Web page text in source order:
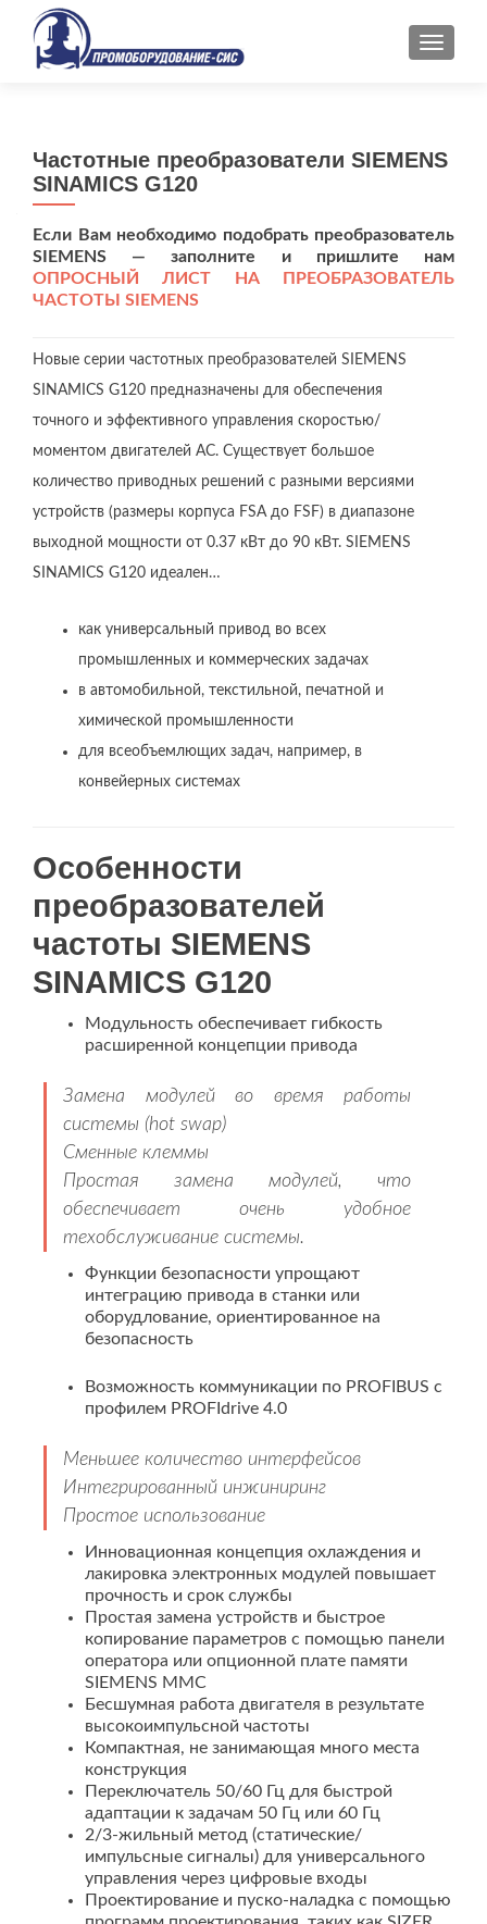
Частотные преобразователи SIEMENS
SINAMICS G120
Если Вам необходимо подобрать преобразователь
SIEMENS — заполните и пришлите нам
ОПРОСНЫЙ ЛИСТ НА ПРЕОБРАЗОВАТЕЛЬ
ЧАСТОТЫ SIEMENS
Новые серии частотных преобразователей SIEMENS
SINAMICS G120 предназначены для обеспечения
точного и эффективного управления скоростью/
моментом двигателей AC. Существует большое
количество приводных решений с разными версиями
устройств (размеры корпуса FSA до FSF) в диапазоне
выходной мощности от 0.37 кВт до 90 кВт. SIEMENS
SINAMICS G120 идеален…
как универсальный привод во всех
промышленных и коммерческих задачах
в автомобильной, текстильной, печатной и
химической промышленности
для всеобъемлющих задач, например, в
конвейерных системах
Особенности
преобразователей
частоты SIEMENS
SINAMICS G120
Модульность обеспечивает гибкость
расширенной концепции привода
Замена модулей во время работы
системы (hot swap)
Сменные клеммы
Простая замена модулей, что
обеспечивает очень удобное
техобслуживание системы.
Функции безопасности упрощают
интеграцию привода в станки или
оборудлование, ориентированное на
безопасность
Возможность коммуникации по PROFIBUS с
профилем PROFIdrive 4.0
Меньшее количество интерфейсов
Интегрированный инжиниринг
Простое использование
Инновационная концепция охлаждения и
лакировка электронных модулей повышает
прочность и срок службы
Простая замена устройств и быстрое
копирование параметров с помощью панели
оператора или опционной плате памяти
SIEMENS MMC
Бесшумная работа двигателя в результате
высокоимпульсной частоты
Компактная, не занимающая много места
конструкция
Переключатель 50/60 Гц для быстрой
адаптации к задачам 50 Гц или 60 Гц
2/3-жильный метод (статические/
импульсные сигналы) для универсального
управления через цифровые входы
Проектирование и пуско-наладка с помощью